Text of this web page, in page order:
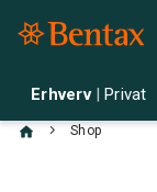
Erhverv | Privat
chevron_right Shop